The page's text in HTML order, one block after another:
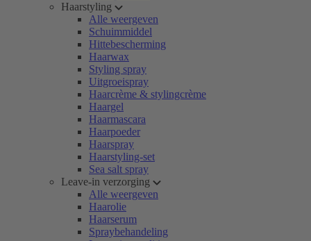
Haarstyling
Alle weergeven
Schuimmiddel
Hittebescherming
Haarwax
Styling spray
Uitgroeispray
Haarcrème & stylingcrème
Haargel
Haarmascara
Haarpoeder
Haarspray
Haarstyling-set
Sea salt spray
Leave-in verzorging
Alle weergeven
Haarolie
Haarserum
Spraybehandeling